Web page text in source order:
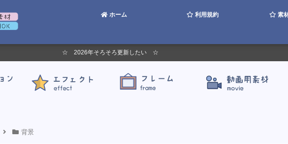
ホーム 利用規約 素
☆ 2026年そろそろ更新したい ☆
背景